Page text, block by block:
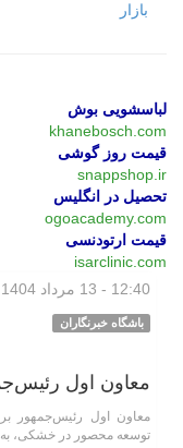
بازار
لباسشویی بوش
khanebosch.com
قیمت روز گوشی
snappshop.ir
تحصیل در انگلیس
ogoacademy.com
قیمت ارتودنسی
isarclinic.com
12:40 - 13 مرداد 1404
باشگاه خبرنگاران
معاون اول
معاون اول رئیس‌جمهور
توسعه محصور در خشکی،